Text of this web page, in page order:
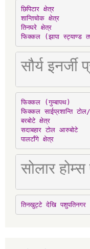
छिपिटार क्षेत्र
शान्तिचोक क्षेत्र
तिनघरे क्षेत्र
फिक्कल (झापा स्ट्याण्ड
सौर्य
फिक्कल (गुम्बापथ)
फिक्कल साईप्रशान्ति टोल/
बरबोटे क्षेत्र
सदाबहार टोल आरुबोटे
पालटाँगे क्षेत्र
सोलार
तिनखुट्टे देखि पशुपतिनगर